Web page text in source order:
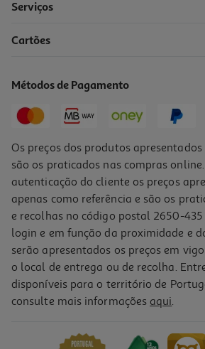
Serviços
Cartões
Métodos de Pagamento
Os preços dos produtos
são os praticados nas compras
autenticação do cliente os preços
apenas como referência e são os
e recolhas no código postal 2650-
login e em função da proximidade e
serão apresentados os preços em
o local de entrega ou de recolha.
disponíveis para o território de
consulte mais informações aqui.